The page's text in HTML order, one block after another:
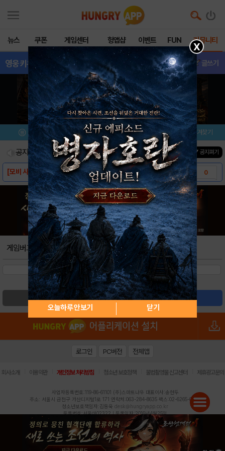
뉴스 쿠폰 게임센터 헝앱샵 이벤트 FUN 커뮤니티
영웅키우기 - 게임버그 글쓰기
메뉴 이벤트/미션 설치/평가 즐겨찾기
공지사항 진행중인 이벤트0건 ▼ 공지펴기
[모비 사전예약] 영웅 키우기 : 전설의 시작 0
[다운로드링크] - 영웅키우기 0
[스크린샷] - 영웅키우기
[게임소개] - 영웅키우기
게임버그
검색 글쓰기
X
오늘하루 안보기 닫기
로그인 PC버전 전체앱
회사소개 이용약관 개인정보 처리방침 청소년 보호정책 불법촬영물 신고센터 제휴광고문의
사업자등록번호:119-86-61101 (주)스마트나우 대표이사:송현두
주소: 서울시 금천구 가산디지털1로 171 연락처:063-284-8635 팩스:02-6265-0377
청소년보호책임자:김동욱 desk@hungryapp.co.kr
등록번호:서울아02322 | 등록일자:2016년4월25일
발행인:(주)스마트나우 송현두 | 편집인:김동욱
헝그리앱의 콘텐츠 및 기사는 저작권법의 보호를 받으므로, 무단 전재, 복사, 배포 등을 금합니다.
Copyright (c) HungryApp All Rights Reserved.